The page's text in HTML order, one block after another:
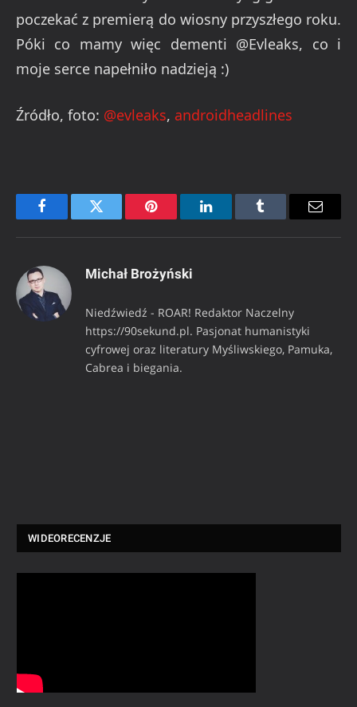
poczekać z premierą do wiosny przyszłego roku.
Póki co mamy więc dementi @Evleaks, co i
moje serce napełniło nadzieją :)
Źródło, foto: @evleaks, androidheadlines
FacebookTwitter Pinterest LinkedInTumblr Email
Michał Brożyński
Niedźwiedź - ROAR! Redaktor Naczelny
https://90sekund.pl. Pasjonat humanistyki
cyfrowej oraz literatury Myśliwskiego, Pamuka,
Cabrea i biegania.
WIDEORECENZJE